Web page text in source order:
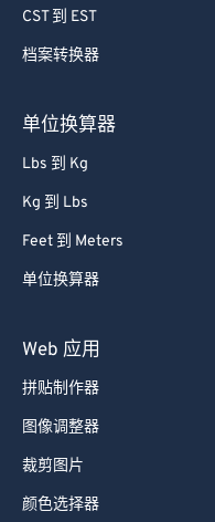
CST 到 EST
档案转换器
单位换算器
Lbs 到 Kg
Kg 到 Lbs
Feet 到 Meters
单位换算器
Web 应用
拼贴制作器
图像调整器
裁剪图片
颜色选择器